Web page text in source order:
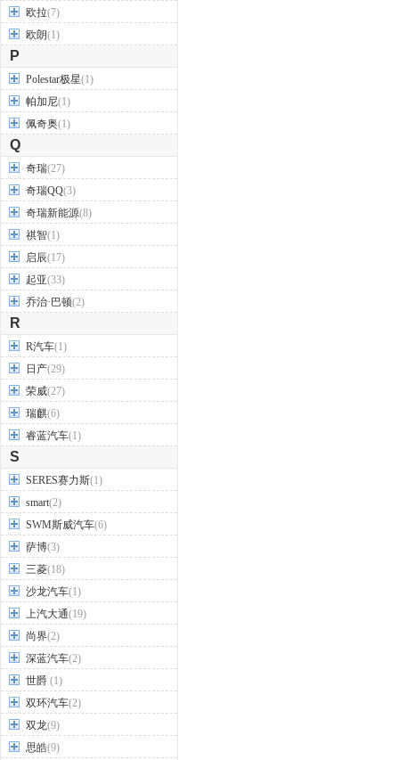
欧拉(7)
欧朗(1)
P
Polestar极星(1)
帕加尼(1)
佩奇奥(1)
Q
奇瑞(27)
奇瑞QQ(3)
奇瑞新能源(8)
祺智(1)
启辰(17)
起亚(33)
乔治·巴顿(2)
R
R汽车(1)
日产(29)
荣威(27)
瑞麒(6)
睿蓝汽车(1)
S
SERES赛力斯(1)
smart(2)
SWM斯威汽车(6)
萨博(3)
三菱(18)
沙龙汽车(1)
上汽大通(19)
尚界(2)
深蓝汽车(2)
世爵 (1)
双环汽车(2)
双龙(9)
思皓(9)